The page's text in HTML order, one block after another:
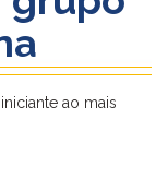
ao mais